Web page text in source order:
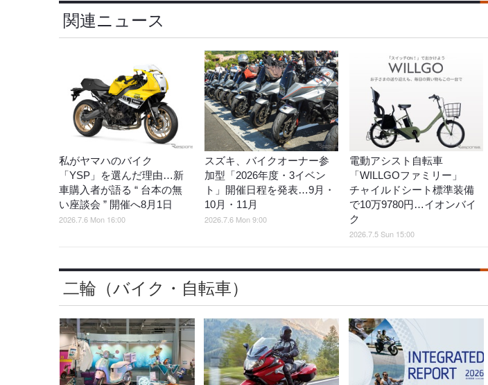
関連ニュース
私がヤマハのバイク
「YSP」を選んだ理由…新
車購入者が語る “ 台本の無
い座談会 ” 開催へ8月1日
2026.7.6 Mon 16:00
スズキ、バイクオーナー参
加型「2026年度・3イベン
ト」開催日程を発表…9月・
10月・11月
2026.7.6 Mon 9:00
電動アシスト自転車
「WILLGOファミリー」
チャイルドシート標準装備
で10万9780円…イオンバイ
ク
2026.7.5 Sun 15:00
二輪（バイク・自転車）